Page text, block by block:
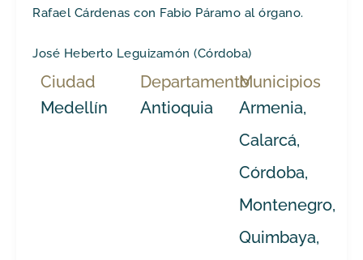
Rafael Cárdenas con Fabio Páramo al órgano.
José Heberto Leguizamón (Córdoba)
Ciudad
Medellín
Departamento
Antioquia
Municipios
Armenia,
Calarcá,
Córdoba,
Montenegro,
Quimbaya,